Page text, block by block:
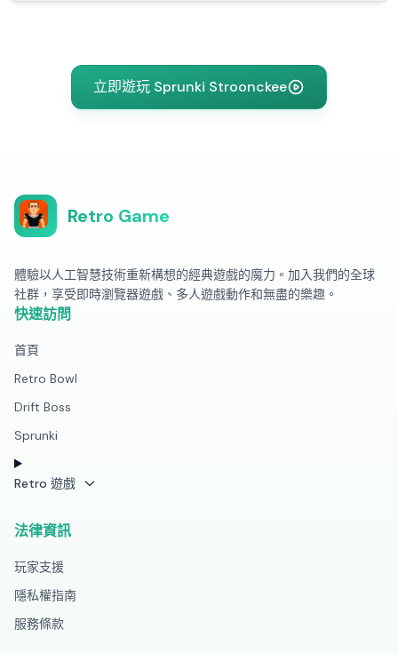
立即遊玩 Sprunki Stroonckee
Retro Game
體驗以人工智慧技術重新構想的經典遊戲的魔力。加入我們的全球
社群，享受即時瀏覽器遊戲、多人遊戲動作和無盡的樂趣。
快速訪問
首頁
Retro Bowl
Drift Boss
Sprunki
Retro 遊戲
法律資訊
玩家支援
隱私權指南
服務條款